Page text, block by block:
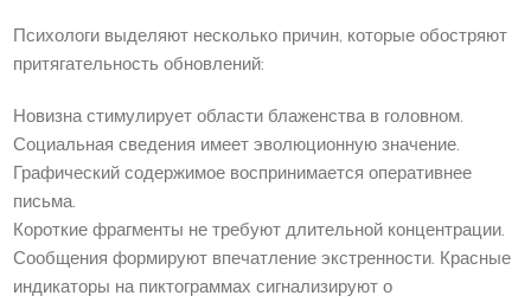
Психологи выделяют несколько причин, которые обостряют
притягательность обновлений:
Новизна стимулирует области блаженства в головном.
Социальная сведения имеет эволюционную значение.
Графический содержимое воспринимается оперативнее
письма.
Короткие фрагменты не требуют длительной концентрации.
Сообщения формируют впечатление экстренности. Красные
индикаторы на пиктограммах сигнализируют о